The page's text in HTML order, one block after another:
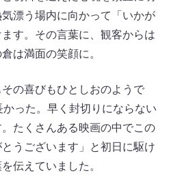
漂う場内に向かって「いかが
す。その言葉に、観客からは
は満面の笑顔に。
の喜びもひとしおのようで
かった。早く封切りにならない
たくさんある映画の中でこの
うございます」と初日に駆け
伝えていました。